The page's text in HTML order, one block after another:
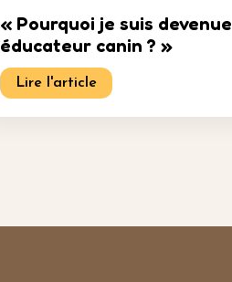
« Pourquoi je suis devenue
éducateur canin ? »
Lire l'article